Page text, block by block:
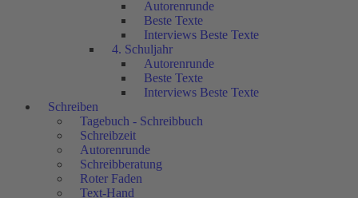
Autorenrunde
Beste Texte
Interviews Beste Texte
4. Schuljahr
Autorenrunde
Beste Texte
Interviews Beste Texte
Schreiben
Tagebuch - Schreibbuch
Schreibzeit
Autorenrunde
Schreibberatung
Roter Faden
Text-Hand